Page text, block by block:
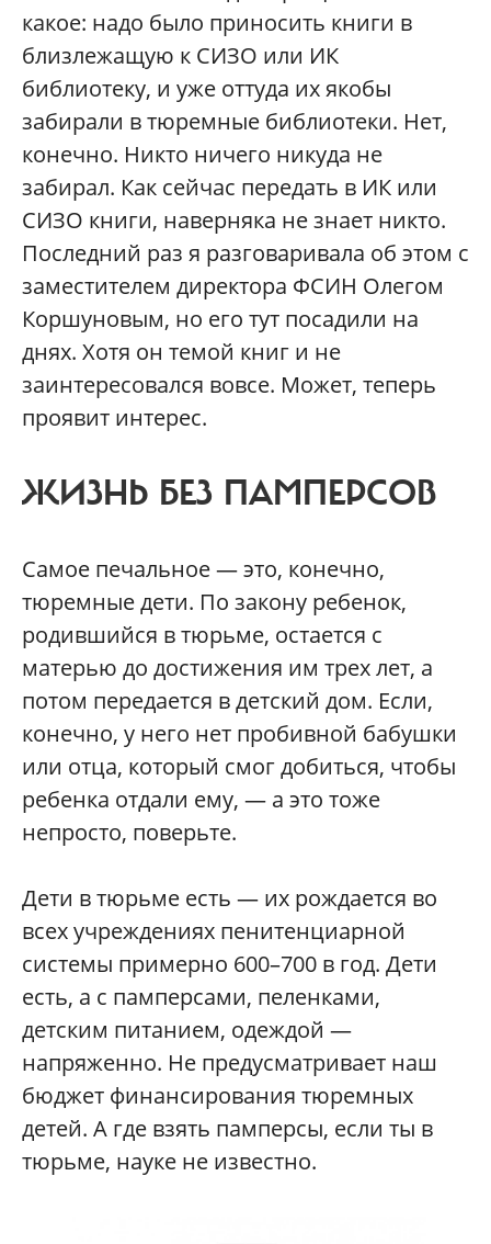
какое: надо было приносить книги в
близлежащую к СИЗО или ИК
библиотеку, и уже оттуда их якобы
забирали в тюремные библиотеки. Нет,
конечно. Никто ничего никуда не
забирал. Как сейчас передать в ИК или
СИЗО книги, наверняка не знает никто.
Последний раз я разговаривала об этом с
заместителем директора ФСИН Олегом
Коршуновым, но его тут посадили на
днях. Хотя он темой книг и не
заинтересовался вовсе. Может, теперь
проявит интерес.
ЖИЗНЬ БЕЗ ПАМПЕРСОВ
Самое печальное — это, конечно,
тюремные дети. По закону ребенок,
родившийся в тюрьме, остается с
матерью до достижения им трех лет, а
потом передается в детский дом. Если,
конечно, у него нет пробивной бабушки
или отца, который смог добиться, чтобы
ребенка отдали ему, — а это тоже
непросто, поверьте.
Дети в тюрьме есть — их рождается во
всех учреждениях пенитенциарной
системы примерно 600–700 в год. Дети
есть, а с памперсами, пеленками,
детским питанием, одеждой —
напряженно. Не предусматривает наш
бюджет финансирования тюремных
детей. А где взять памперсы, если ты в
тюрьме, науке не известно.